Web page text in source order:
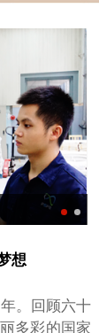
想
。回顾六十
多彩的国家